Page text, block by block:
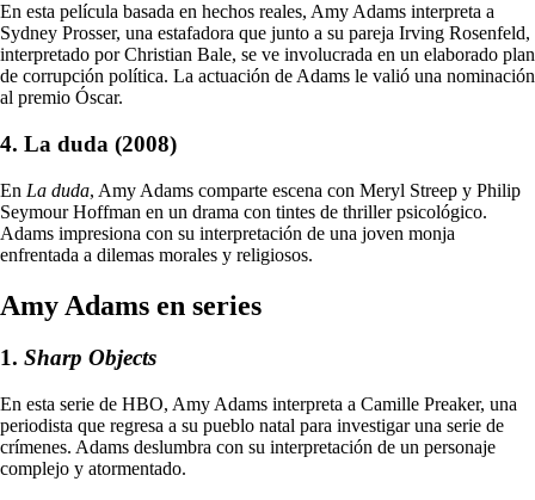
En esta película basada en hechos reales, Amy Adams interpreta a
Sydney Prosser, una estafadora que junto a su pareja Irving Rosenfeld,
interpretado por Christian Bale, se ve involucrada en un elaborado plan
de corrupción política. La actuación de Adams le valió una nominación
al premio Óscar.
4. La duda (2008)
En La duda, Amy Adams comparte escena con Meryl Streep y Philip
Seymour Hoffman en un drama con tintes de thriller psicológico.
Adams impresiona con su interpretación de una joven monja
enfrentada a dilemas morales y religiosos.
Amy Adams en series
1. Sharp Objects
En esta serie de HBO, Amy Adams interpreta a Camille Preaker, una
periodista que regresa a su pueblo natal para investigar una serie de
crímenes. Adams deslumbra con su interpretación de un personaje
complejo y atormentado.